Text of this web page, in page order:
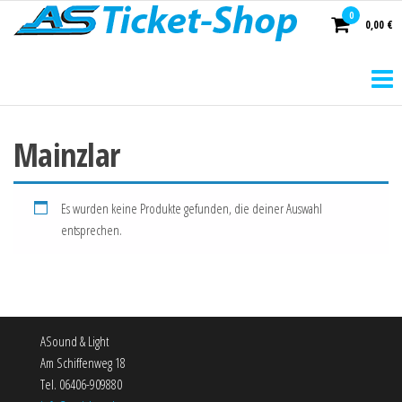
AS
0
0,00 €
Mainzlar
Es wurden keine Produkte gefunden, die deiner Auswahl
entsprechen.
ASound & Light
Am Schiffenweg 18
Tel. 06406-909880